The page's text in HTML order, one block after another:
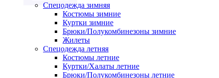
Спецодежда зимняя
Костюмы зимние
Куртки зимние
Брюки/Полукомбинезоны зимние
Жилеты
Спецодежда летняя
Костюмы летние
Куртки/Халаты летние
Брюки/Полукомбинезоны летние